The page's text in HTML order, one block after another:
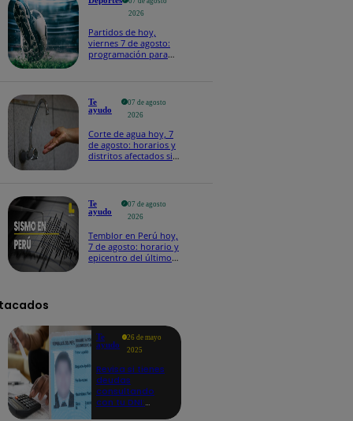
2026
Partidos de hoy,
viernes 7 de agosto:
programación para
Te
ayudo
07 de agosto
2026
Corte de agua hoy, 7
de agosto: horarios y
distritos afectados sin
Te
ayudo
07 de agosto
2026
Temblor en Perú hoy,
7 de agosto: horario y
epicentro del último
Te
ayudo
26 de mayo
2025
Revisa si tienes
deudas
consultando
con tu DNI: